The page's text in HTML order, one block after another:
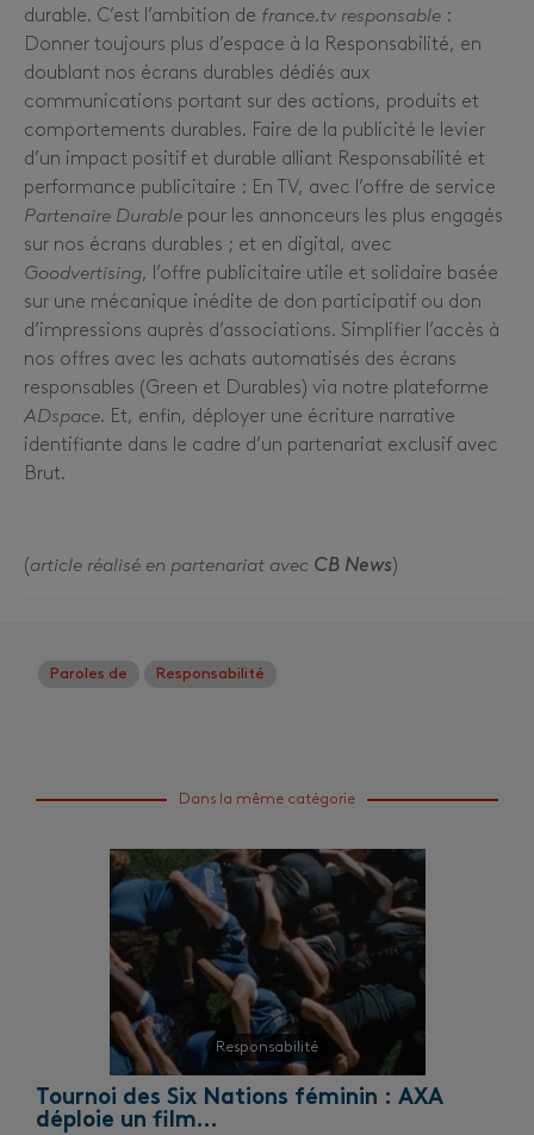
durable. C’est l’ambition de france.tv responsable :
Donner toujours plus d’espace à la Responsabilité, en
doublant nos écrans durables dédiés aux
communications portant sur des actions, produits et
comportements durables. Faire de la publicité le levier
d’un impact positif et durable alliant Responsabilité et
performance publicitaire : En TV, avec l’offre de service
Partenaire Durable pour les annonceurs les plus engagés
sur nos écrans durables ; et en digital, avec
Goodvertising, l’offre publicitaire utile et solidaire basée
sur une mécanique inédite de don participatif ou don
d’impressions auprès d’associations. Simplifier l’accès à
nos offres avec les achats automatisés des écrans
responsables (Green et Durables) via notre plateforme
ADspace. Et, enfin, déployer une écriture narrative
identifiante dans le cadre d’un partenariat exclusif avec
Brut.
(article réalisé en partenariat avec CB News)
Paroles de Responsabilité
Dans la même catégorie
Responsabilité
Tournoi des Six Nations féminin : AXA
déploie un film…